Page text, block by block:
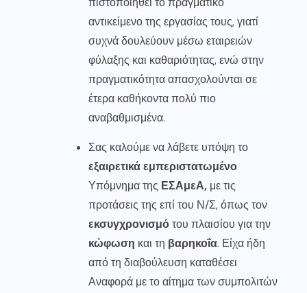
αντικείμενο της εργασίας τους, γιατί
συχνά δουλεύουν μέσω εταιρειών
φύλαξης και καθαριότητας, ενώ στην
πραγματικότητα απασχολούνται σε
έτερα καθήκοντα πολύ πιο
αναβαθμισμένα.
Σας καλούμε να λάβετε υπόψη το
εξαιρετικά εμπεριστατωμένο
Υπόμνημα της ΕΣΑμεΑ, με τις
προτάσεις της επί του Ν/Σ, όπως τον
εκσυγχρονισμότου πλαισίου για την
κώφωση και τη βαρηκοΐα. Είχα ήδη
από τη διαβούλευση καταθέσει
Αναφορά με το αίτημα των συμπολιτών